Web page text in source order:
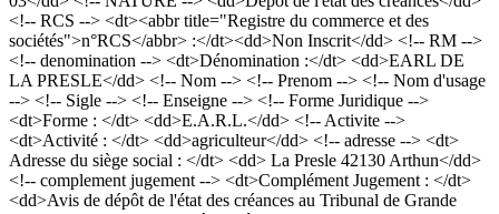
<!-- RCS --> <dt><abbr title="Registre du commerce et des
sociétés">n°RCS</abbr> :</dt><dd>Non Inscrit</dd> <!-- RM -->
<!-- denomination --> <dt>Dénomination :</dt> <dd>EARL DE
LA PRESLE</dd> <!-- Nom --> <!-- Prenom --> <!-- Nom d'usage
--> <!-- Sigle --> <!-- Enseigne --> <!-- Forme Juridique -->
<dt>Forme : </dt> <dd>E.A.R.L.</dd> <!-- Activite -->
<dt>Activité : </dt> <dd>agriculteur</dd> <!-- adresse --> <dt>
Adresse du siège social : </dt> <dd> La Presle 42130 Arthun</dd>
<!-- complement jugement --> <dt>Complément Jugement : </dt>
<dd>Avis de dépôt de l'état des créances au Tribunal de Grande